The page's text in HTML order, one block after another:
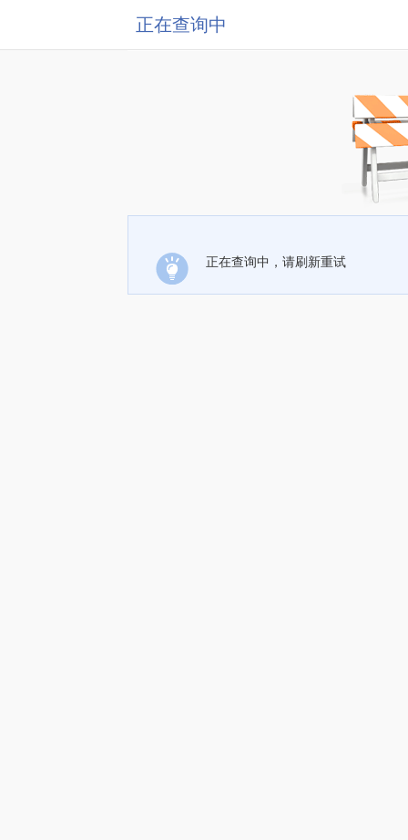
正在查询中
正在查询中，请刷新重试